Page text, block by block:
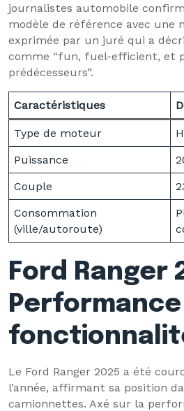
journalistes automobile
modèle de référence avec une
exprimée par un juré qui a
comme “fun, fuel-efficient, et
prédécesseurs”.
Caractéristiques
Type de moteur
Puissance
Couple
Consommation
(ville/autoroute)
Ford Ranger
Le Ford Ranger 2025 a été
l’année, affirmant sa position
camionnettes. Axé sur la